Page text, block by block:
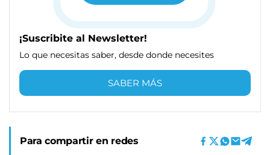
¡Suscribite al Newsletter!
Lo que necesitas saber, desde donde necesites
SABER MÁS
Para compartir en redes